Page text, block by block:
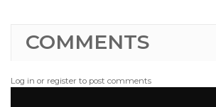
COMMENTS
Log in or register to post comments